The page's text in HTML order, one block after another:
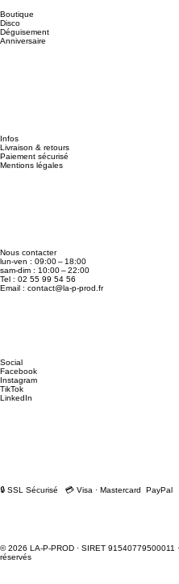
Boutique
Disco
Déguisement
Anniversaire
Social
Facebook
Instagram
TikTok
LinkedIn
Infos
Livraison & retours
Paiement sécurisé
Mentions légales
Nous contacter
lun-ven : 09:00 – 18:00
sam-dim : 10:00 – 22:00
Tel : 02 55 99 54 56
Email : contact@la-p-prod.fr
© 2026 LA-P-PROD · SIRET 91540779500011
réservés
🔒 SSL Sécurisé 💳 Visa · Mastercard PayPal